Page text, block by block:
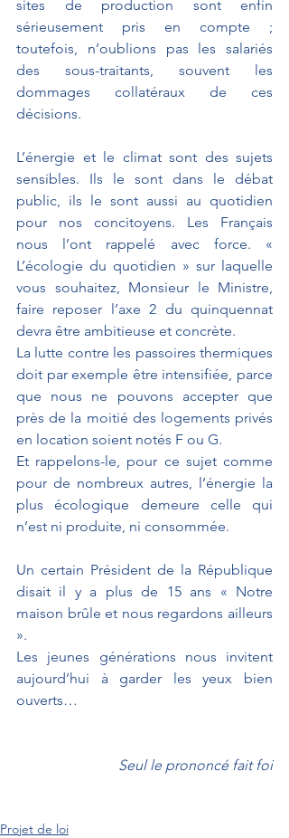
sites de production sont enfin
sérieusement pris en compte ;
toutefois, n’oublions pas les salariés
des sous-traitants, souvent les
dommages collatéraux de ces
décisions.
L’énergie et le climat sont des sujets
sensibles. Ils le sont dans le débat
public, ils le sont aussi au quotidien
pour nos concitoyens. Les Français
nous l’ont rappelé avec force. «
L’écologie du quotidien » sur laquelle
vous souhaitez, Monsieur le Ministre,
faire reposer l’axe 2 du quinquennat
devra être ambitieuse et concrète.
La lutte contre les passoires thermiques
doit par exemple être intensifiée, parce
que nous ne pouvons accepter que
près de la moitié des logements privés
en location soient notés F ou G.
Et rappelons-le, pour ce sujet comme
pour de nombreux autres, l’énergie la
plus écologique demeure celle qui
n’est ni produite, ni consommée.
Un certain Président de la République
disait il y a plus de 15 ans « Notre
maison brûle et nous regardons ailleurs
».
Les jeunes générations nous invitent
aujourd’hui à garder les yeux bien
ouverts…
Seul le prononcé fait foi
Projet de loi